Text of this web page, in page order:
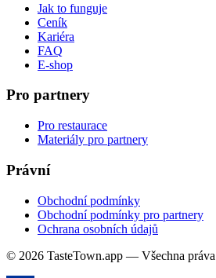
Jak to funguje
Ceník
Kariéra
FAQ
E-shop
Pro partnery
Pro restaurace
Materiály pro partnery
Právní
Obchodní podmínky
Obchodní podmínky pro partnery
Ochrana osobních údajů
© 2026 TasteTown.app — Všechna práva